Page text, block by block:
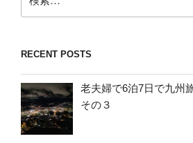
索:
RECENT POSTS
老夫婦で6泊7日で九州
その３